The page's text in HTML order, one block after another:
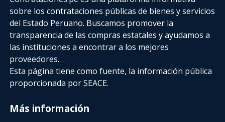
sobre los contrataciones públicas de bienes y servicios
del Estado Peruano. Buscamos promover la
transparencia de las compras estatalesy ayudamos a
las instituciones a encontrar a los mejores
proveedores.
Esta página tiene como fuente, la información pública
proporcionada por SEACE.
Más información